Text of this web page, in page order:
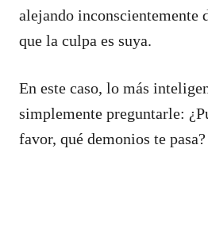
alejando inconscientemente
que la culpa es suya.
En este caso, lo más
simplemente preguntarle:
favor, qué demonios te pasa?